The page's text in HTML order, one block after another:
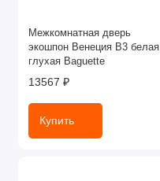
Межкомнатная дверь
экошпон Венеция В3 белая
глухая Baguette
13567 ₽
Купить